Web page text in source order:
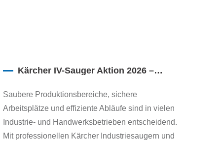
Kärcher IV-Sauger Aktion 2026 –
Pfefferl Industrietechnik
Saubere Produktionsbereiche, sichere
Arbeitsplätze und effiziente Abläufe sind in vielen
Industrie- und Handwerksbetrieben entscheidend.
Mit professionellen Kärcher Industriesaugern und